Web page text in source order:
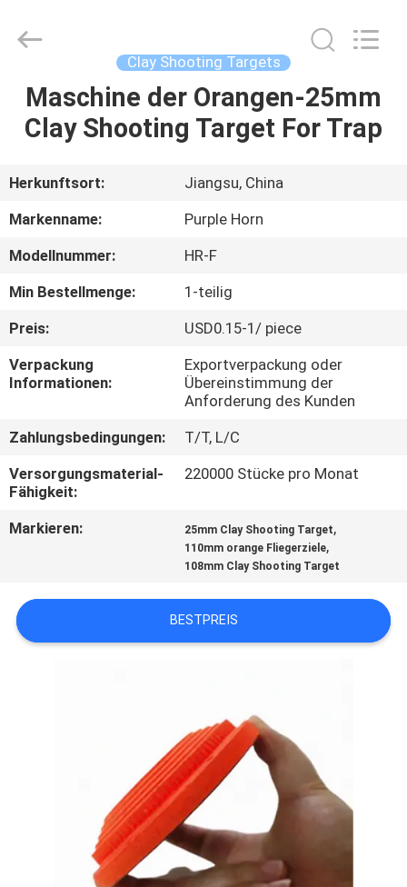
HAUS
ÜBER
UNS
FABRIK-
AUSFLUG
QUALITÄTSKONTROLLE
TRETEN
SIE
MIT
UNS
VERBINDUNG
SITEMAP
Commerce
Rights
Reserved.
Clay Shooting Targets
Maschine der Orangen-25mm
Clay Shooting Target For Trap
Herkunftsort:
Jiangsu, China
Markenname:
Purple Horn
Modellnummer:
HR-F
Min Bestellmenge:
1-teilig
Preis:
USD0.15-1/ piece
Verpackung
Informationen:
Exportverpackung oder
Übereinstimmung der
Anforderung des Kunden
Zahlungsbedingungen:
T/T, L/C
Versorgungsmaterial-
Fähigkeit:
220000 Stücke pro Monat
Markieren: 25mm Clay Shooting Target,
110mm orange Fliegerziele,
108mm Clay Shooting Target
BESTPREIS